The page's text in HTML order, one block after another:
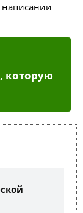
которую